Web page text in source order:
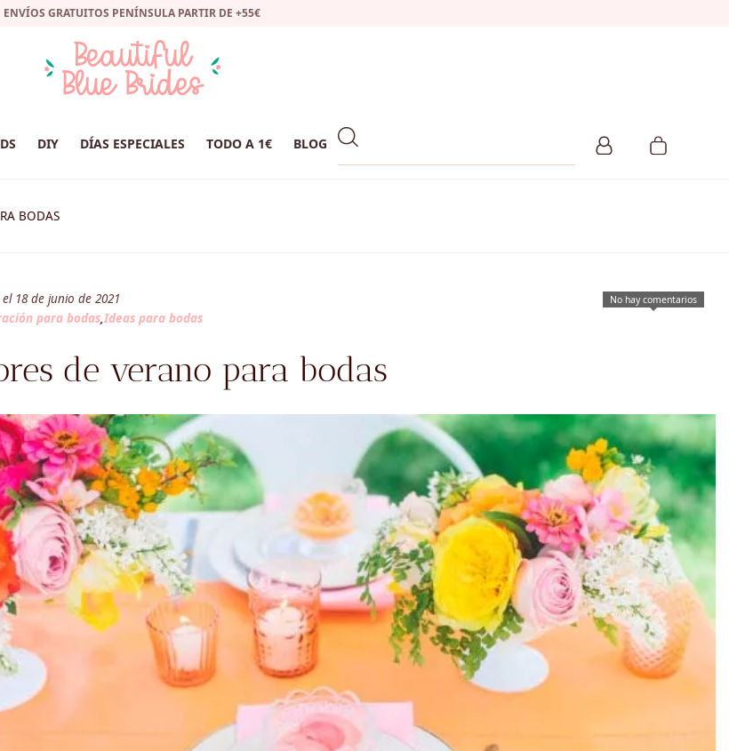
ENVÍOS GRATUITOS PENÍNSULA PARTIR DE +55€
DIY DÍAS ESPECIALES TODO A 1€ BLOG
BODAS
No hay comentarios
18 de junio de 2021
para bodas,Ideas para bodas
de verano para bodas